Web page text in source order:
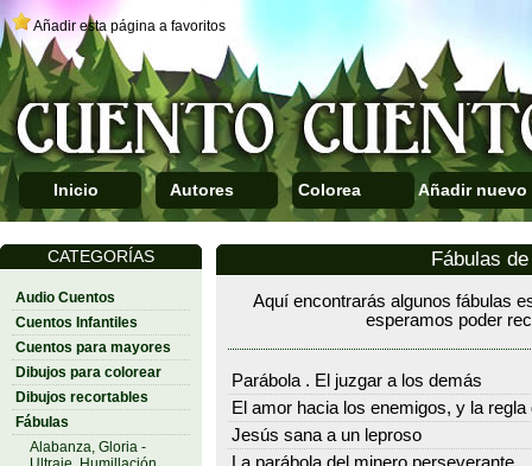
Añadir esta página a favoritos
Inicio Autores Colorea Añadir nuevo
CATEGORÍAS
Audio Cuentos
Cuentos Infantiles
Cuentos para mayores
Dibujos para colorear
Dibujos recortables
Fábulas
Alabanza, Gloria -
Fábulas
Aquí encontrarás algunos fábulas
esperamos poder
Parábola . El juzgar a los demás
El amor hacia los enemigos, y la regla
Jesús sana a un leproso